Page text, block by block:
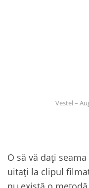
Vestel –
O să vă dați
uitați la clipul